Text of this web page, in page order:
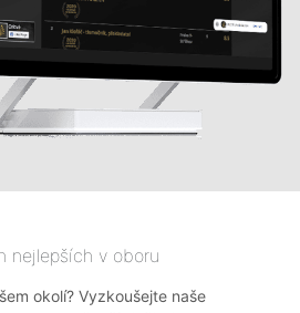
nejlepších v oboru
okolí? Vyzkoušejte naše